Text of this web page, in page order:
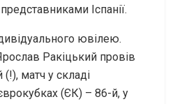
Іспанії.
ювілею.
Ракіцький провів
матч у складі
(ЄК) – 86-й, у